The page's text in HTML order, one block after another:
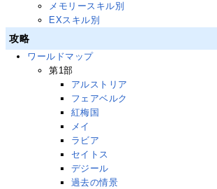
メモリースキル別
EXスキル別
攻略
ワールドマップ
第1部
アルストリア
フェアベルク
紅梅国
メイ
ラビア
セイトス
デジール
過去の情景